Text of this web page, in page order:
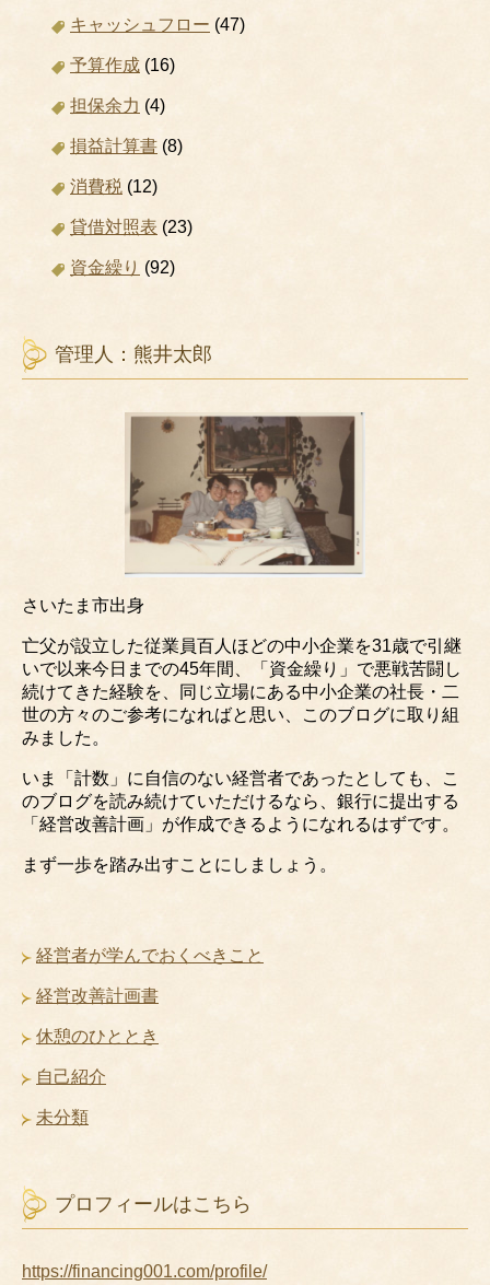
キャッシュフロー (47)
予算作成 (16)
担保余力 (4)
損益計算書 (8)
消費税 (12)
貸借対照表 (23)
資金繰り (92)
管理人：熊井太郎
さいたま市出身
亡父が設立した従業員百人ほどの中小企業を31歳で引継
いで以来今日までの45年間、「資金繰り」で悪戦苦闘し
続けてきた経験を、同じ立場にある中小企業の社長・二
世の方々のご参考になればと思い、このブログに取り組
みました。
いま「計数」に自信のない経営者であったとしても、こ
のブログを読み続けていただけるなら、銀行に提出する
「経営改善計画」が作成できるようになれるはずです。
まず一歩を踏み出すことにしましょう。
経営者が学んでおくべきこと
経営改善計画書
休憩のひととき
自己紹介
未分類
プロフィールはこちら
https://financing001.com/profile/